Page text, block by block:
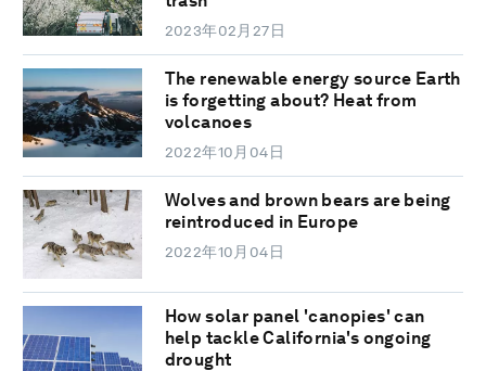
2023年02月27日
The renewable energy source Earth
is forgetting about? Heat from
volcanoes
2022年10月04日
Wolves and brown bears are being
reintroduced in Europe
2022年10月04日
How solar panel 'canopies' can
help tackle California's ongoing
drought